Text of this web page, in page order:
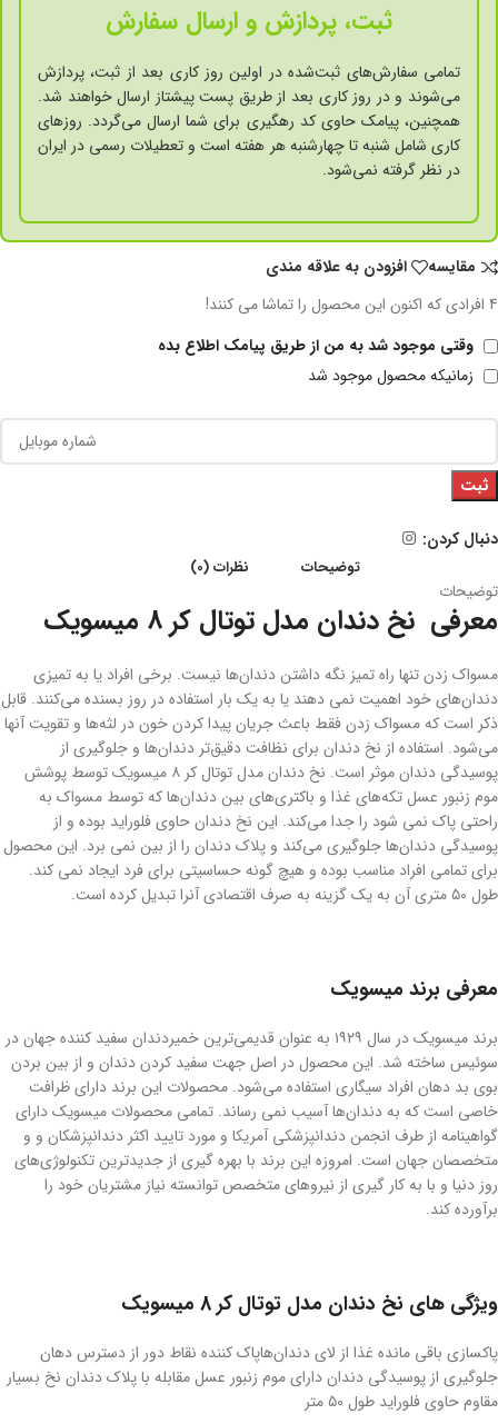
ثبت، پردازش و ارسال سفارش
تمامی سفارش‌های ثبت‌شده در اولین روز کاری بعد از ثبت، پردازش
می‌شوند و در روز کاری بعد از طریق پست پیشتاز ارسال خواهند شد.
همچنین، پیامک حاوی کد رهگیری برای شما ارسال می‌گردد. روزهای
کاری شامل شنبه تا چهارشنبه هر هفته است و تعطیلات رسمی در ایران
در نظر گرفته نمی‌شود.
مقايسه
افزودن به علاقه مندی
4 افرادی که اکنون این محصول را تماشا می کنند!
وقتی موجود شد به من از طریق پیامک اطلاع بده
زمانیکه محصول موجود شد
ثبت
دنبال کردن:
توضیحات نظرات (0)
توضیحات
معرفی نخ دندان مدل توتال کر 8 میسویک
مسواک زدن تنها راه تمیز نگه داشتن دندان‌ها نیست. برخی افراد یا به تمیزی
دندان‌های خود اهمیت نمی دهند یا به یک بار استفاده در روز بسنده می‌کنند. قابل
ذکر است که مسواک زدن فقط باعث جریان پیدا کردن خون در لثه‌ها و تقویت آنها
می‌شود. استفاده از نخ دندان برای نظافت دقیق‌تر دندان‌ها و جلوگیری از
پوسیدگی دندان موثر است. نخ دندان مدل توتال کر ۸ میسویک توسط پوشش
موم زنبور عسل تکه‌های غذا و باکتری‌های بین دندان‌ها که توسط مسواک به
راحتی پاک نمی شود را جدا می‌کند. این نخ دندان حاوی فلوراید بوده و از
پوسیدگی دندان‌ها جلوگیری می‌کند و پلاک دندان را از بین نمی برد. این محصول
برای تمامی افراد مناسب بوده و هیچ گونه حساسیتی برای فرد ایجاد نمی کند.
طول ۵۰ متری آن به یک گزینه به صرف اقتصادی آنرا تبدیل کرده است.
معرفی برند میسویک
برند میسویک در سال ۱۹۲۹ به عنوان قدیمی‌ترین خمیردندان سفید کننده جهان در
سوئیس ساخته شد. این محصول در اصل جهت سفید کردن دندان و از بین بردن
بوی بد دهان افراد سیگاری استفاده می‌شود. محصولات این برند دارای ظرافت
خاصی است که به دندان‌ها آسیب نمی رساند. تمامی محصولات میسویک دارای
گواهینامه از طرف انجمن دندانپزشکی آمریکا و مورد تایید اکثر دندانپزشکان و و
متخصصان جهان است. امروزه این برند با بهره گیری از جدیدترین تکنولوژی‌های
روز دنیا و با به کار گیری از نیروهای متخصص توانسته نیاز مشتریان خود را
برآورده کند.
ویژگی های نخ دندان مدل توتال کر 8 میسویک
پاکسازی باقی مانده غذا از لای دندان‌هاپاک کننده نقاط دور از دسترس دهان
جلوگیری از پوسیدگی دندان دارای موم زنبور عسل مقابله با پلاک دندان نخ بسیار
مقاوم حاوی فلوراید طول ۵۰ متر